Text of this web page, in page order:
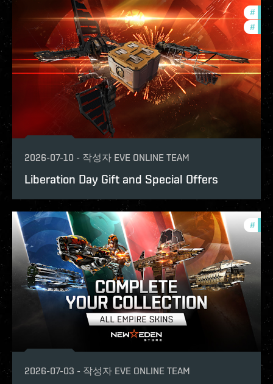
# in-
#
2026-07-10 - 작성자 EVE ONLINE TEAM
Liberation Day Gift and Special Offers
#
2026-07-03 - 작성자 EVE ONLINE TEAM